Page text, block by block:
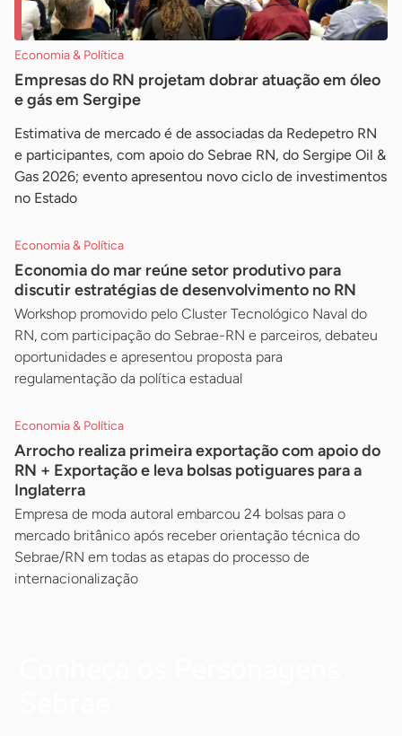
Economia & Política
Empresas do RN projetam dobrar atuação em óleo
e gás em Sergipe
Estimativa de mercado é de associadas da Redepetro RN
e participantes, com apoio do Sebrae RN, do Sergipe Oil &
Gas 2026; evento apresentou novo ciclo de investimentos
no Estado
Economia & Política
Economia do mar reúne setor produtivo para
discutir estratégias de desenvolvimento no RN
Workshop promovido pelo Cluster Tecnológico Naval do
RN, com participação do Sebrae-RN e parceiros, debateu
oportunidades e apresentou proposta para
regulamentação da política estadual
Economia & Política
Arrocho realiza primeira exportação com apoio do
RN + Exportação e leva bolsas potiguares para a
Inglaterra
Empresa de moda autoral embarcou 24 bolsas para o
mercado britânico após receber orientação técnica do
Sebrae/RN em todas as etapas do processo de
internacionalização